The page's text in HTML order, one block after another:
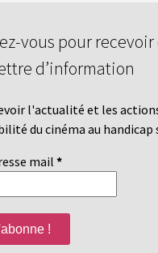
vous pour
d’information
l'actualité et les
du cinéma au handicap
mail *